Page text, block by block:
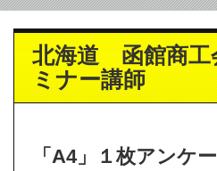
北海道 函館商工
ミナー講師
「A4」１枚アンケ